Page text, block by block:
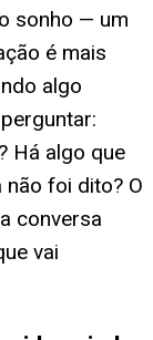
sonho — um
é mais
algo
Há algo que
não foi dito? O
conversa
vai